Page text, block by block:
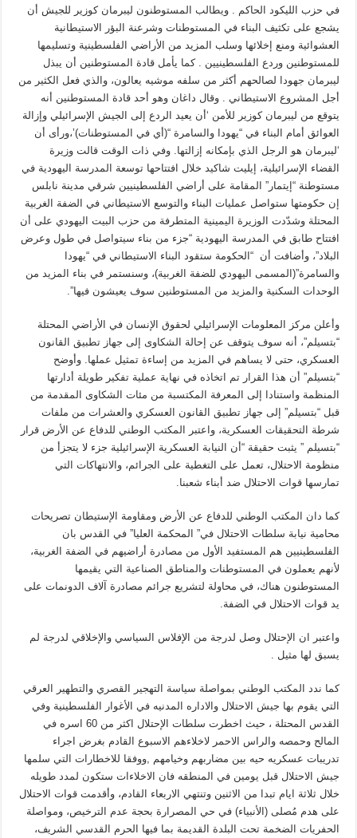
في حزب الليكود الحاكم . ويطالب المستوطنون ليبرمان كوزير للجيش أن
يشجع على تكثيف البناء في المستوطنات وشرعنة البؤر الاستيطانية
العشوائية ومنع إخلائها وسلب المزيد من الأراضي الفلسطينية وتسليمها
للمستوطنين وردع الفلسطينيين . كما يأمل قادة المستوطنين أن يبذل
ليبرمان جهودا لصالحهم أكثر من سلفه موشيه يعالون، والذي فعل الكثير من
أجل المشروع الاستيطاني . وقال داغان وهو أحد قادة المستوطنين أنه
يتوقع من ليبرمان كوزير للأمن ‘أن يعيد الردع إلى الجيش الإسرائيلي وإزالة
العوائق أمام البناء في “يهودا والسامرة “(أي في المستوطنات)’،ورأى أن
‘ليبرمان هو الرجل الذي بإمكانه إزالتها. وفي ذات الوقت قالت وزيرة
القضاء الإسرائيلية، إيليت شاكيد خلال افتتاحها توسعة المدرسة اليهودية في
مستوطنة “إيتمار” المقامة على أراضي الفلسطينيين شرقي مدينة نابلس
إن حكومتها ستواصل عمليات البناء والتوسع الاستيطاني في الضفة الغربية
المحتلة وشدّدت الوزيرة اليمينية المتطرفة من حزب البيت اليهودي على أن
افتتاح طابق في المدرسة اليهودية “جزء من بناء سيتواصل في طول وعرض
البلاد”، وأضافت أن “الحكومة ستقود البناء الاستيطاني في “يهودا
والسامرة”(المسمى اليهودي للضفة الغربية)، وسنستمر في بناء المزيد من
الوحدات السكنية والمزيد من المستوطنين سوف يعيشون فيها”.
وأعلن مركز المعلومات الإسرائيلي لحقوق الإنسان في الأراضي المحتلة
“بتسيلم”، أنه سوف يتوقف عن إحالة الشكاوى إلى جهاز تطبيق القانون
العسكري، حتى لا يساهم في المزيد من إساءة تمثيل عملها. وأوضح
“بتسيلم” أن هذا القرار تم اتخاذه في نهاية عملية تفكير طويلة أدارتها
المنظمة واستنادا إلى المعرفة المكتسبة من مئات الشكاوى المقدمة من
قبل “بتسيلم” إلى جهاز تطبيق القانون العسكري والعشرات من ملفات
شرطة التحقيقات العسكرية، واعتبر المكتب الوطني للدفاع عن الأرض قرار
“بتسيلم ” يثبت حقيقة “أن النيابة العسكرية الإسرائيلية جزء لا يتجزأ من
منظومة الاحتلال، تعمل على التغطية على الجرائم، والانتهاكات التي
تمارسها قوات الاحتلال ضد أبناء شعبنا.
كما دان المكتب الوطني للدفاع عن الأرض ومقاومة الإستيطان تصريحات
محامية نيابة سلطات الاحتلال في” المحكمة العليا” في القدس بان
الفلسطينيين هم المستفيد الأول من مصادرة أراضيهم في الضفة الغربية،
لأنهم يعملون في المستوطنات والمناطق الصناعية التي يقيمها
المستوطنون هناك، في محاولة لتشريع جرائم مصادرة آلاف الدونمات على
يد قوات الاحتلال في الضفة.
واعتبر ان الإحتلال وصل لدرجة من الإفلاس السياسي والإخلاقي لدرجة لم
يسبق لها مثيل .
كما ندد المكتب الوطني بمواصلة سياسة التهجير القصري والتطهير العرقي
التي يقوم بها جيش الاحتلال والاداره المدنيه في الأغوار الفلسطينية وفي
القدس المحتلة ، حيث اخطرت سلطات الإحتلال اكثر من 60 اسره في
المالح وحمصه والراس الاحمر لاخلاءهم الاسبوع القادم بغرض اجراء
تدريبات عسكريه حيه بين مضاربهم وخيامهم ,ووفقا للاخطارات التي سلمها
جيش الاحتلال قبل يومين في المنطقه فان الاخلاءات ستكون لمدد طويله
خلال ثلاثة ايام تبدا من الاثنين وتنتهي الاربعاء القادم، وأقدمت قوات الاحتلال
على هدم مُصلى (الأنبياء) في حي المصرارة بحجة عدم الترخيص، ومواصلة
الحفريات الضخمة تحت البلدة القديمة بما فيها الحرم القدسي الشريف،